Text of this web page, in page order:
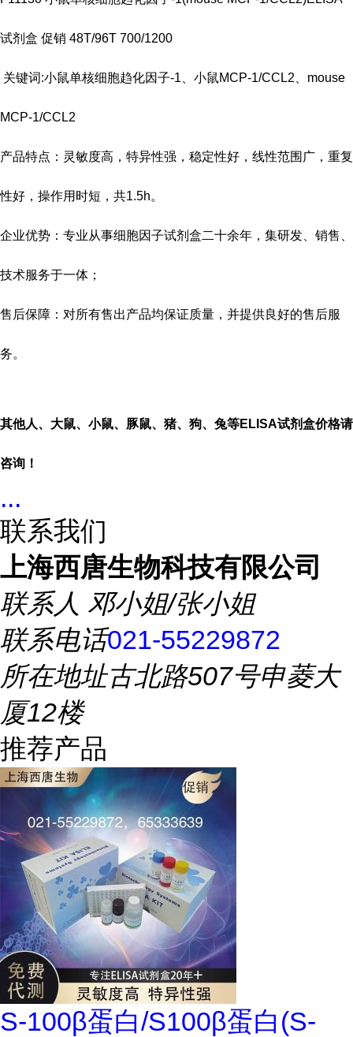
试剂盒 促销 48T/96T 700/1200
关键词:小鼠单核细胞趋化因子-1、小鼠MCP-1/CCL2、mouse
MCP-1/CCL2
产品特点：灵敏度高，特异性强，稳定性好，线性范围广，重复
性好，操作用时短，共1.5h。
企业优势：专业从事细胞因子试剂盒二十余年，集研发、销售、
技术服务于一体；
售后保障：对所有售出产品均保证质量，并提供良好的售后服
务。
其他人、大鼠、小鼠、豚鼠、猪、狗、兔等ELISA试剂盒价格请
咨询！
...
联系我们
上海西唐生物科技有限公司
联系人 邓小姐/张小姐
联系电话021-55229872
所在地址古北路507号申菱大
厦12楼
推荐产品
S-100β蛋白/S100β蛋白(S-